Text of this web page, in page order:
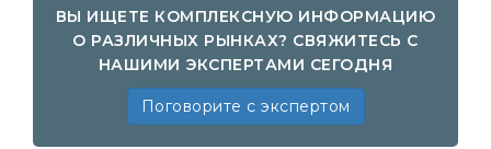
ВЫ ИЩЕТЕ КОМПЛЕКСНУЮ ИНФОРМАЦИЮ
О РАЗЛИЧНЫХ РЫНКАХ? СВЯЖИТЕСЬ С
НАШИМИ ЭКСПЕРТАМИ СЕГОДНЯ
Поговорите с экспертом